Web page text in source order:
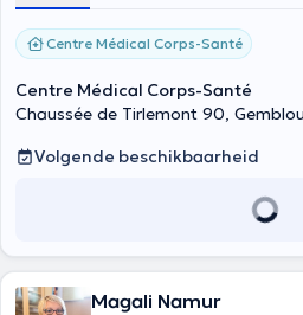
verzoek dringend is en er online geen
baby's, kinderen, tieners en ook vrouwen.
Centre Médical Corps-Santé
Centre Médical Corps-Santé
Chaussée de Tirlemont 90,
Volgende beschikbaarheid
Magali Namur